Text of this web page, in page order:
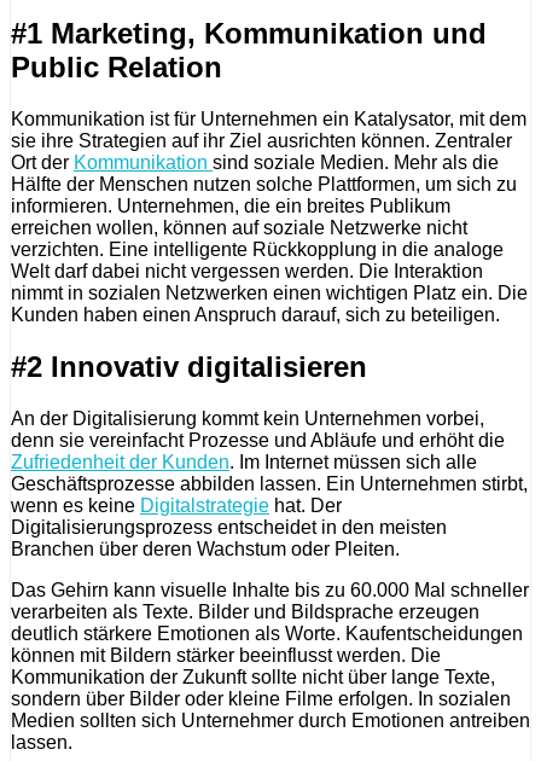
#1 Marketing, Kommunikation und
Public Relation
Kommunikation ist für Unternehmen ein Katalysator, mit dem
sie ihre Strategien auf ihr Ziel ausrichten können. Zentraler
Ort der Kommunikation sind soziale Medien. Mehr als die
Hälfte der Menschen nutzen solche Plattformen, um sich zu
informieren. Unternehmen, die ein breites Publikum
erreichen wollen, können auf soziale Netzwerke nicht
verzichten. Eine intelligente Rückkopplung in die analoge
Welt darf dabei nicht vergessen werden. Die Interaktion
nimmt in sozialen Netzwerken einen wichtigen Platz ein. Die
Kunden haben einen Anspruch darauf, sich zu beteiligen.
#2 Innovativ digitalisieren
An der Digitalisierung kommt kein Unternehmen vorbei,
denn sie vereinfacht Prozesse und Abläufe und erhöht die
Zufriedenheit der Kunden. Im Internet müssen sich alle
Geschäftsprozesse abbilden lassen. Ein Unternehmen stirbt,
wenn es keine Digitalstrategie hat. Der
Digitalisierungsprozess entscheidet in den meisten
Branchen über deren Wachstum oder Pleiten.
Das Gehirn kann visuelle Inhalte bis zu 60.000 Mal schneller
verarbeiten als Texte. Bilder und Bildsprache erzeugen
deutlich stärkere Emotionen als Worte. Kaufentscheidungen
können mit Bildern stärker beeinflusst werden. Die
Kommunikation der Zukunft sollte nicht über lange Texte,
sondern über Bilder oder kleine Filme erfolgen. In sozialen
Medien sollten sich Unternehmer durch Emotionen antreiben
lassen.